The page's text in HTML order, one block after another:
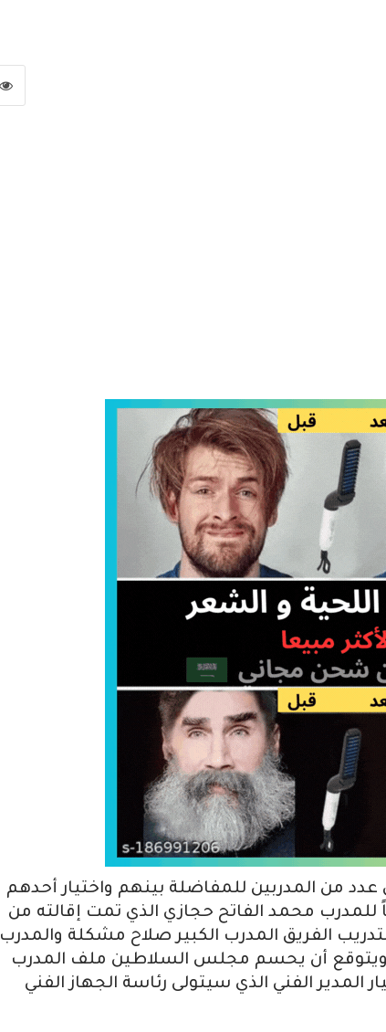
من المدربين للمفاضلة بينهم واختيار أحدهم
للمدرب محمد الفاتح حجازي الذي تمت إقالته من
الفريق المدرب الكبير صلاح مشكلة والمدرب
ويتوقع أن يحسم مجلس السلاطين ملف المدرب
المدير الفني الذي سيتولى رئاسة الجهاز الفني